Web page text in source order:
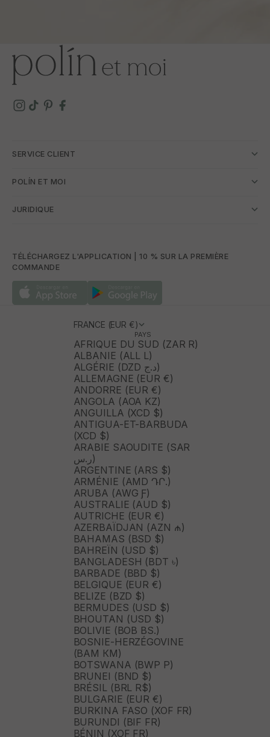
SERVICE CLIENT
POLÍN ET MOI
JURIDIQUE
TÉLÉCHARGEZ L'APPLICATION | 10 % SUR LA PREMIÈRE
COMMANDE
FRANCE (EUR €)
PAYS
AFRIQUE DU SUD (ZAR R)
ALBANIE (ALL L)
ALGÉRIE (DZD د.ج)
ALLEMAGNE (EUR €)
ANDORRE (EUR €)
ANGOLA (AOA KZ)
ANGUILLA (XCD $)
ANTIGUA-ET-BARBUDA
(XCD $)
ARABIE SAOUDITE (SAR
ر.س)
ARGENTINE (ARS $)
ARMÉNIE (AMD ԴՐ.)
ARUBA (AWG Ƒ)
AUSTRALIE (AUD $)
AUTRICHE (EUR €)
AZERBAÏDJAN (AZN ₼)
BAHAMAS (BSD $)
BAHREÏN (USD $)
BANGLADESH (BDT ৳)
BARBADE (BBD $)
BELGIQUE (EUR €)
BELIZE (BZD $)
BERMUDES (USD $)
BHOUTAN (USD $)
BOLIVIE (BOB BS.)
BOSNIE-HERZÉGOVINE
(BAM КМ)
BOTSWANA (BWP P)
BRUNEI (BND $)
BRÉSIL (BRL R$)
BULGARIE (EUR €)
BURKINA FASO (XOF FR)
BURUNDI (BIF FR)
BÉNIN (XOF FR)